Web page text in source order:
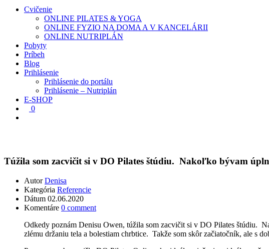
Cvičenie
ONLINE PILATES & YOGA
ONLINE FYZIO NA DOMA A V KANCELÁRII
ONLINE NUTRIPLÁN
Pobyty
Príbeh
Blog
Prihlásenie
Prihlásenie do portálu
Prihlásenie – Nutriplán
E-SHOP
0
Túžila som zacvičit si v DO Pilates štúdiu. Nakoľko bývam
Autor Denisa
Kategória Referencie
Dátum 02.06.2020
Komentáre 0 comment
Odkedy poznám Denisu Owen, túžila som zacvičit si v DO Pilates štúdiu.
zlému držaniu tela a bolestiam chrbtice. Takže som skôr začiatočník, ale s